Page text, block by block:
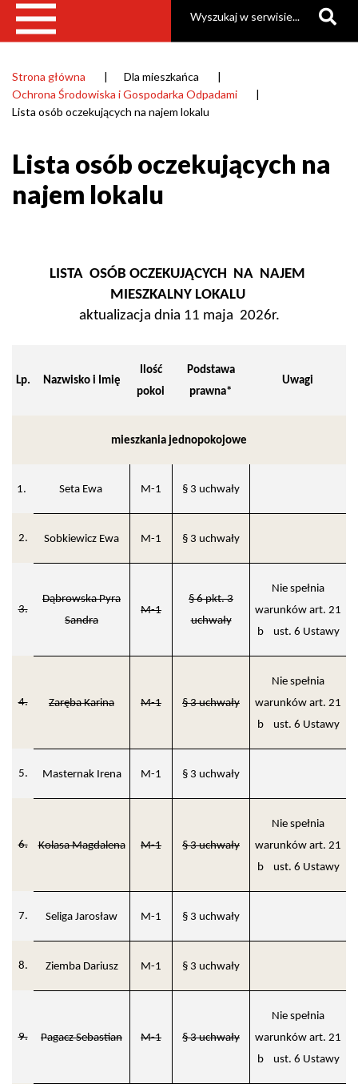
Ścieżka
nawigacyjna
Strona główna
Dla mieszkańca
Ochrona Środowiska i Gospodarka Odpadami
Lista osób oczekujących na najem lokalu
Lista osób oczekujących na
najem lokalu
LISTA OSÓB OCZEKUJĄCYCH NA NAJEM
MIESZKALNY LOKALU
aktualizacja dnia 11 maja 2026r.
Lp. Nazwisko i Imię
Ilość
pokoi
Podstawa
prawna*
Uwagi
mieszkania jednopokojowe
1. Seta Ewa M-1 § 3 uchwały
2. Sobkiewicz Ewa M-1 § 3 uchwały
3.
Dąbrowska Pyra
Sandra
M-1
§ 6 pkt. 3
uchwały
Nie spełnia
warunków art. 21
b ust. 6 Ustawy
4. Zaręba Karina M-1 § 3 uchwały
Nie spełnia
warunków art. 21
b ust. 6 Ustawy
5. Masternak Irena M-1 § 3 uchwały
6. Kolasa Magdalena M-1 § 3 uchwały
Nie spełnia
warunków art. 21
b ust. 6 Ustawy
7. Seliga Jarosław M-1 § 3 uchwały
8. Ziemba Dariusz M-1 § 3 uchwały
9. Pagacz Sebastian M-1 § 3 uchwały
Nie spełnia
warunków art. 21
b ust. 6 Ustawy